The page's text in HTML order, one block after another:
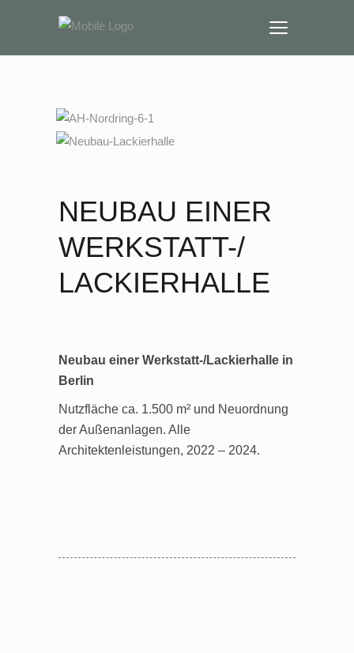
NEUBAU EINER
WERKSTATT-/
LACKIERHALLE
Neubau einer Werkstatt-/Lackierhalle in
Berlin
Nutzfläche ca. 1.500 m² und Neuordnung
der Außenanlagen. Alle
Architektenleistungen, 2022 – 2024.